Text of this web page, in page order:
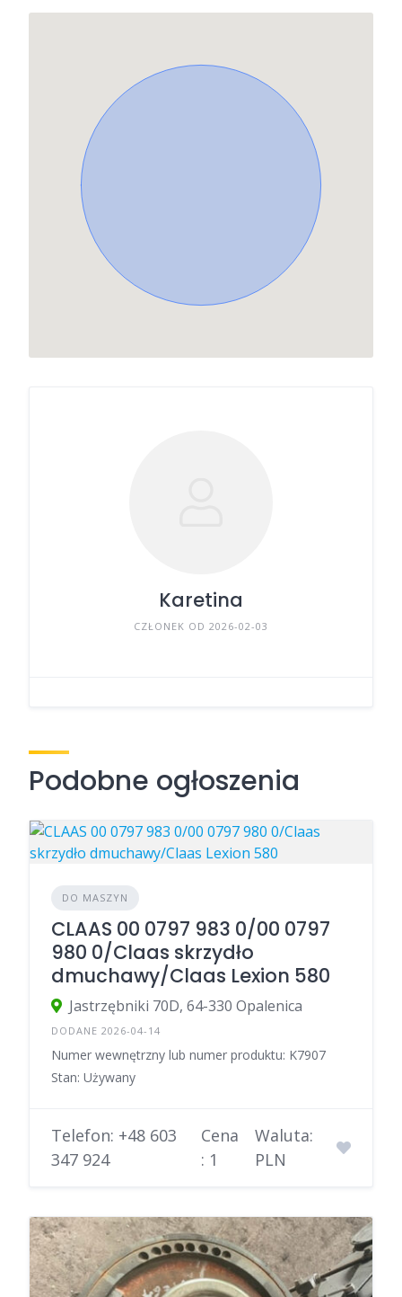
Karetina
CZŁONEK OD 2026-02-03
Podobne ogłoszenia
DO MASZYN
CLAAS 00 0797 983 0/00 0797
980 0/Claas skrzydło
dmuchawy/Claas Lexion 580
Jastrzębniki 70D, 64-330 Opalenica
DODANE 2026-04-14
Numer wewnętrzny lub numer produktu: K7907
Stan: Używany
Telefon: +48 603
347 924
Cena
: 1
Waluta:
PLN